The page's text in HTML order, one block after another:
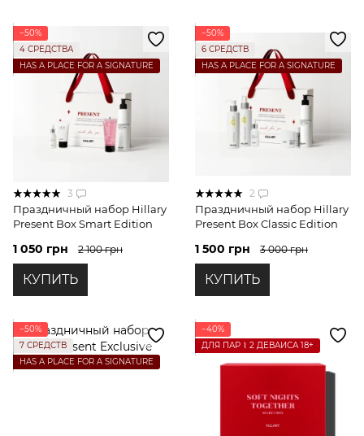
−50%
4 СРЕДСТВА
HAS A PLACE FOR A SIGNATURE
3
Праздничный набор Hillary
Present Box Smart Edition
1 050 грн 2 100 грн
КУПИТЬ
−50%
6 СРЕДСТВ
HAS A PLACE FOR A SIGNATURE
2
Праздничный набор Hillary
Present Box Classic Edition
1 500 грн 3 000 грн
КУПИТЬ
−50%
7 СРЕДСТВ
HAS A PLACE FOR A SIGNATURE
−40%
ДЛЯ ПАР ⌇ 2 ДЕВАЙСА 18+